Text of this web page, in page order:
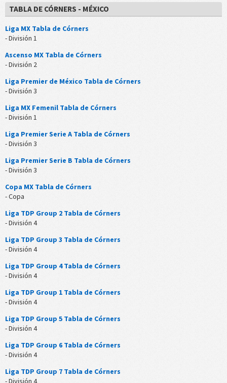
TABLA DE CÓRNERS - MÉXICO
Liga MX Tabla de Córners
- División 1
Ascenso MX Tabla de Córners
- División 2
Liga Premier de México Tabla de Córners
- División 3
Liga MX Femenil Tabla de Córners
- División 1
Liga Premier Serie A Tabla de Córners
- División 3
Liga Premier Serie B Tabla de Córners
- División 3
Copa MX Tabla de Córners
- Copa
Liga TDP Group 2 Tabla de Córners
- División 4
Liga TDP Group 3 Tabla de Córners
- División 4
Liga TDP Group 4 Tabla de Córners
- División 4
Liga TDP Group 1 Tabla de Córners
- División 4
Liga TDP Group 5 Tabla de Córners
- División 4
Liga TDP Group 6 Tabla de Córners
- División 4
Liga TDP Group 7 Tabla de Córners
- División 4